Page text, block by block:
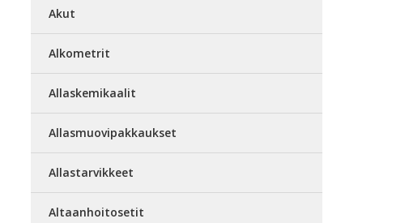
Akut
Alkometrit
Allaskemikaalit
Allasmuovipakkaukset
Allastarvikkeet
Altaanhoitosetit